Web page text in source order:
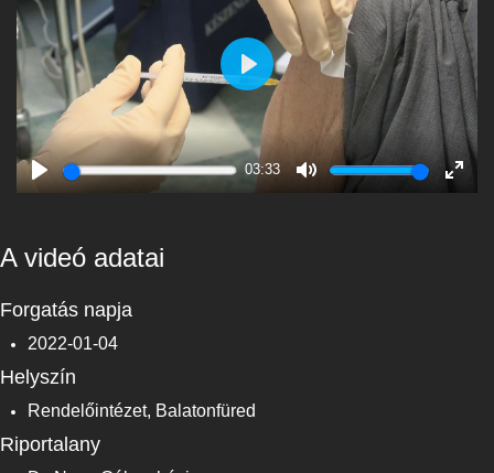
Play
03:33
Mute
Enter
Play
A videó adatai
Forgatás napja
2022-01-04
Helyszín
Rendelőintézet, Balatonfüred
Riportalany